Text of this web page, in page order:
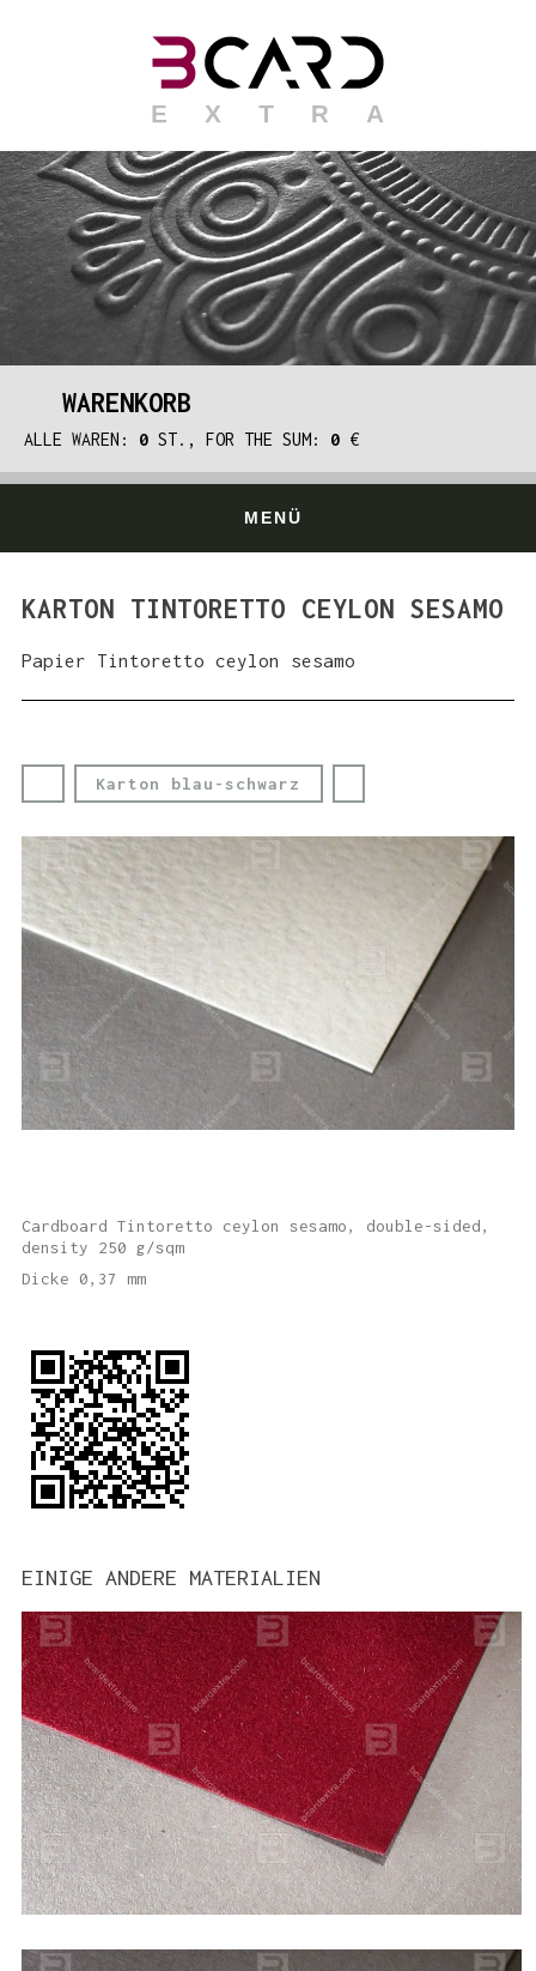
WARENKORB
ALLE WAREN: 0 ST., FOR THE SUM: 0 €
MENÜ
KARTON TINTORETTO CEYLON SESAMO
Papier Tintoretto ceylon sesamo
Karton blau-schwarz
Cardboard Tintoretto ceylon sesamo, double-sided,
density 250 g/sqm
Dicke 0,37 mm
EINIGE ANDERE MATERIALIEN